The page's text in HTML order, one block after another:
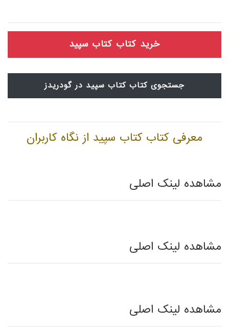
خرید کتاب کتاب سپید
جستجوی کتاب کتاب سپید در گودریدز
معرفی کتاب کتاب سپید از نگاه کاربران
مشاهده لینک اصلی
مشاهده لینک اصلی
مشاهده لینک اصلی